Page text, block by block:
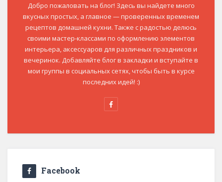
Добро пожаловать на блог! Здесь вы найдете много
вкусных простых, а главное — проверенных временем
рецептов домашней кухни. Также с радостью делюсь
своими мастер-классами по оформлению элементов
интерьера, аксессуаров для различных праздников и
вечеринок. Добавляйте блог в закладки и вступайте в
мои группы в социальных сетях, чтобы быть в курсе
последних идей! :)
Facebook